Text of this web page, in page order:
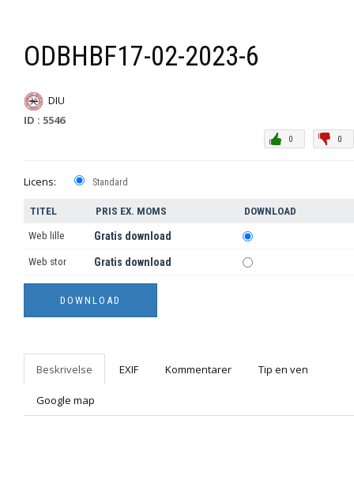
ODBHBF17-02-2023-6
DIU
ID : 5546
0
0
Licens: Standard
TITEL PRIS EX. MOMS DOWNLOAD
Web lille Gratis download
Web stor Gratis download
Beskrivelse EXIF Kommentarer Tip en ven
Google map